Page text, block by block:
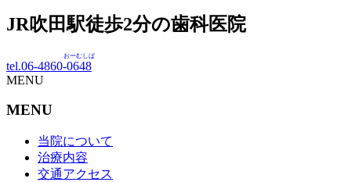
JR吹田駅徒歩2分の歯科医院
tel.06-4860-0648
おーむしば
MENU
MENU
当院について
治療内容
交通アクセス